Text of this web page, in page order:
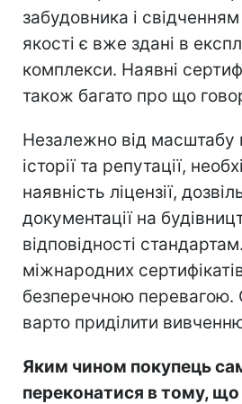
забудовника і
якості є вже здані в
комплекси. Наявні
також багато про що
Незалежно від масштабу
історії та репутації,
наявність ліцензії,
документації на
відповідності
міжнародних
безперечною перевагою.
варто приділити
Яким чином покупець
переконатися в тому, що